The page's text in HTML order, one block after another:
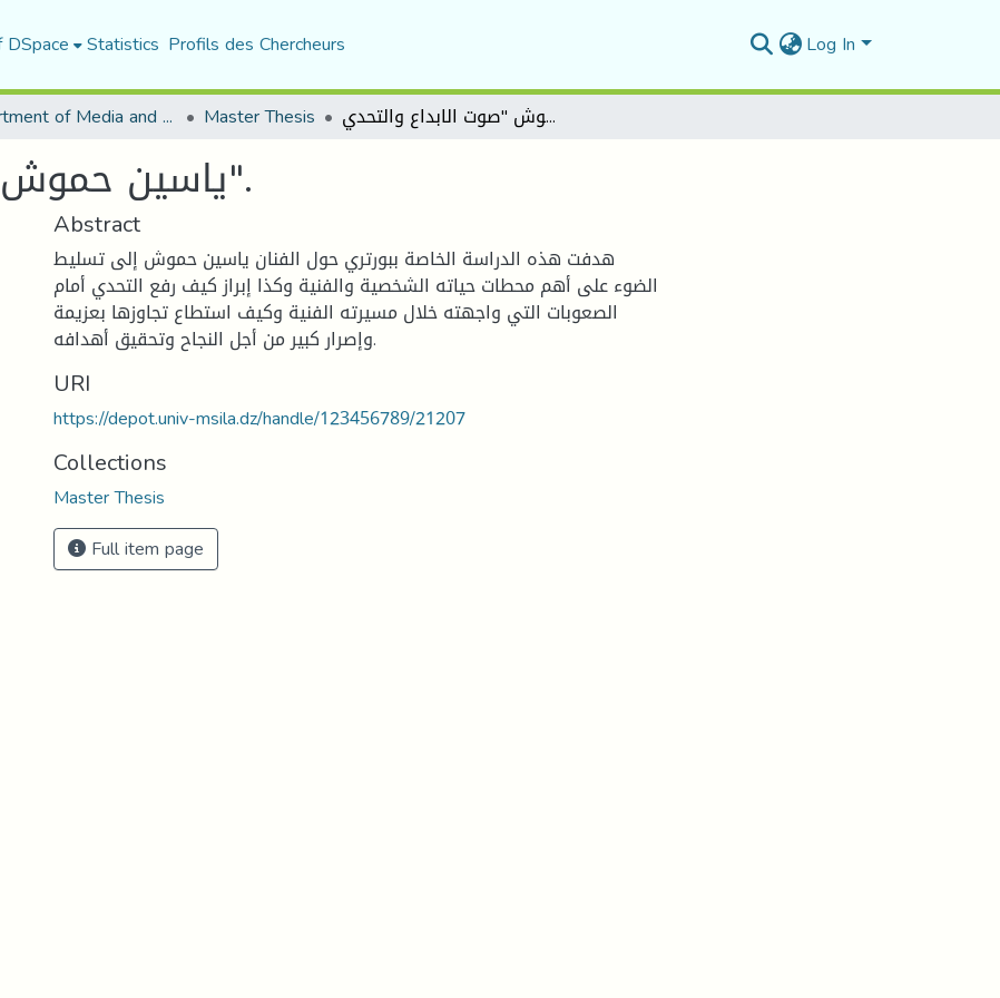
Statistics Profils des Chercheurs Log In
Department of Media and Communication Studies Master Thesis ياسين حموش "صوت الابداع والتحدي".
ياسين حموش "صوت الابداع والتحدي".
Abstract
هدفت هذه الدراسة الخاصة ببورتري حول الفنان ياسين حموش إلى تسليط
الضوء على أهم محطات حياته الشخصية والفنية وكذا إبراز كيف رفع التحدي أمام
الصعوبات التي واجهته خلال مسيرته الفنية وكيف استطاع تجاوزها بعزيمة
وإصرار كبير من أجل النجاح وتحقيق أهدافه.
URI
https://depot.univ-msila.dz/handle/123456789/21207
Collections
Master Thesis
Full item page